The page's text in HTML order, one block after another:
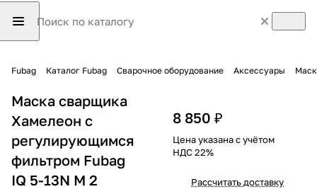
Fubag Каталог Fubag Сварочное оборудование Аксессуары
Маска сварщика
Хамелеон с
регулирующимся
фильтром Fubag
IQ 5-13N M 2
8 850 ₽
Цена указана с учётом
НДС 22%
Рассчитать доставку